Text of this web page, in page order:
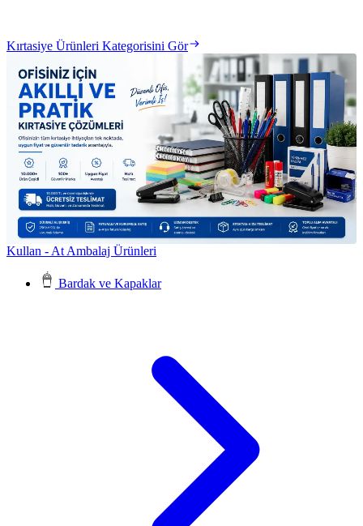
Kırtasiye Ürünleri Kategorisini Gör
Kullan - At Ambalaj Ürünleri
Bardak ve Kapaklar